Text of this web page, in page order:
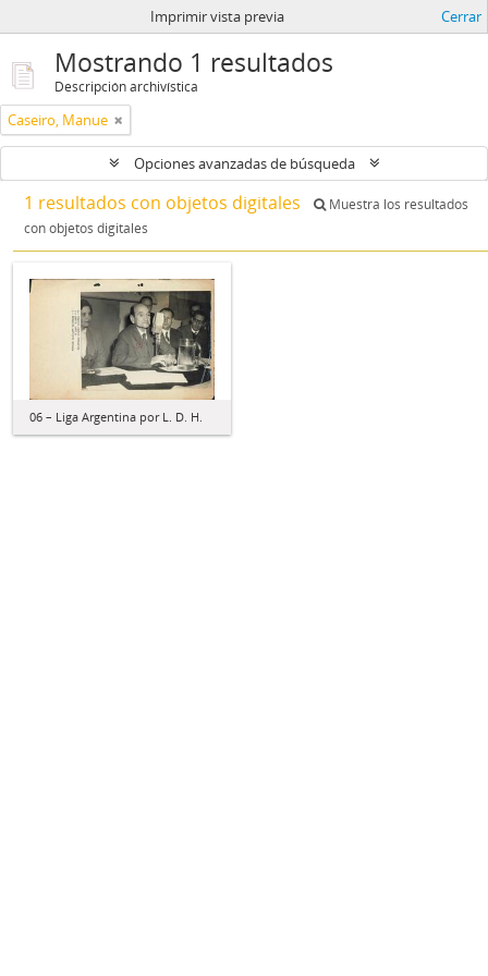
Imprimir vista previa Cerrar
Mostrando 1 resultados
Descripción archivística
Caseiro, Manue
Opciones avanzadas de búsqueda
1 resultados con objetos digitales
Muestra los resultados
con objetos digitales
06 – Liga Argentina por L. D. H.